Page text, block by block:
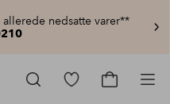
nedsatte varer**
Gå
Gå